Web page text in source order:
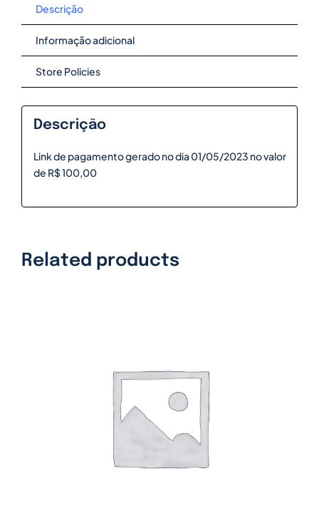
Descrição
Informação adicional
Store Policies
Descrição
Link de pagamento gerado no dia 01/05/2023 no valor
de R$ 100,00
Related products